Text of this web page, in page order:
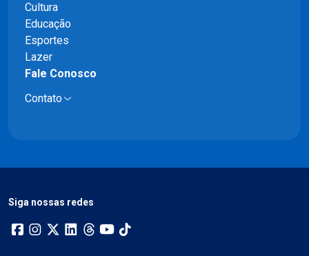
Cultura
Educação
Esportes
Lazer
Fale Conosco
Contato
Siga nossas redes